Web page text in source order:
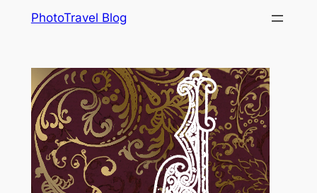
PhotoTravel Blog